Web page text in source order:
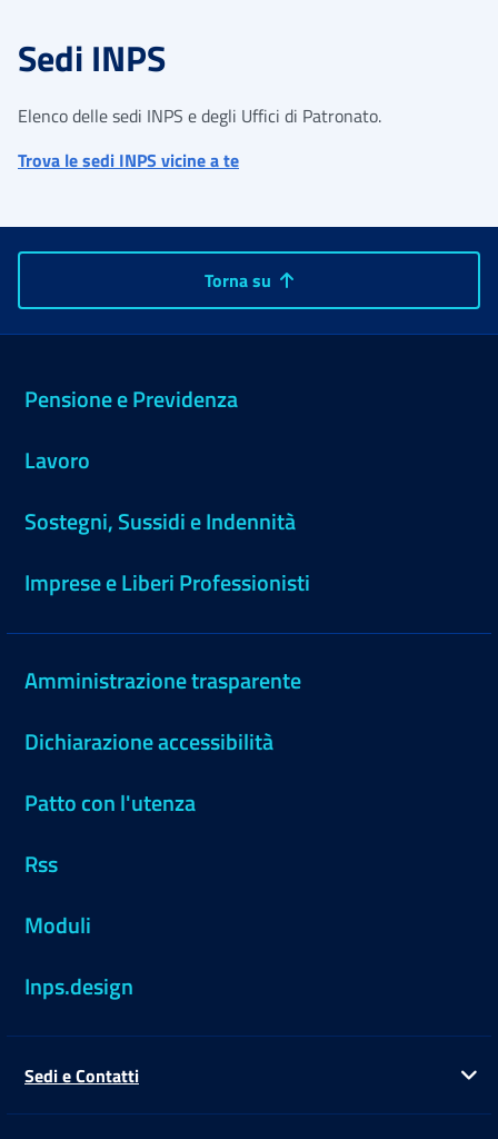
Sedi INPS
Elenco delle sedi INPS e degli Uffici di Patronato.
Trova le sedi INPS vicine a te
Torna su
Pensione e Previdenza
Lavoro
Sostegni, Sussidi e Indennità
Imprese e Liberi Professionisti
Amministrazione trasparente
Dichiarazione accessibilità
Patto con l'utenza
Rss
Moduli
Inps.design
Sedi e Contatti